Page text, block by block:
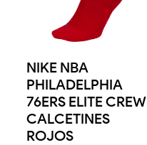
NIKE NBA
PHILADELPHIA
76ERS ELITE CREW
CALCETINES
ROJOS